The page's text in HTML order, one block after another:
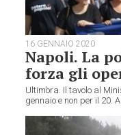
16 GENNAIO 2020
Napoli. La
forza gli
Ultim’ora. Il tavolo al
gennaio e non per il 20.